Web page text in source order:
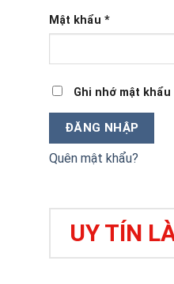
Mật khẩu *Bắt
buộc
Ghi nhớ mật khẩu
ĐĂNG NHẬP
Quên mật khẩu?
UY TÍN